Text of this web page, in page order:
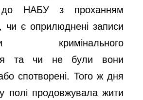
до НАБУ з проханням
чи є оприлюднені записи
кримінального
та чи не були вони
спотворені. Того ж дня
полі продовжувала жити